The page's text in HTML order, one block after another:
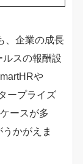
、企業の成長
スの報酬設
や
ープライズ
ースが多
かがえま